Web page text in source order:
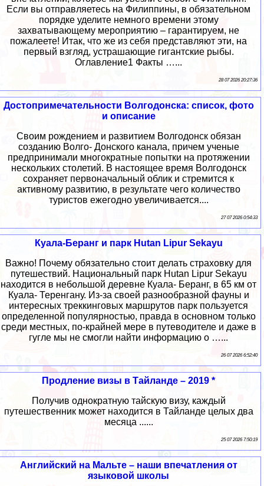
Если вы отправляетесь на Филиппины, в обязательном
порядке уделите немного времени этому
захватывающему мероприятию – гарантируем, не
пожалеете! Итак, что же из себя представляют эти, на
первый взгляд, устрашающие гигантские рыбы.
Оглавление1 Факты …...
28 07 2026 20:27:36
Достопримечательности Волгодонска: список, фото
и описание
Своим рождением и развитием Волгодонск обязан
созданию Волго- Донского канала, причем ученые
предпринимали многократные попытки на протяжении
нескольких столетий. В настоящее время Волгодонск
сохраняет первоначальный облик и стремится к
активному развитию, в результате чего количество
туристов ежегодно увеличивается....
27 07 2026 0:54:33
Куала-Беранг и парк Hutan Lipur Sekayu
Важно! Почему обязательно стоит делать страховку для
путешествий. Национальный парк Hutan Lipur Sekayu
находится в небольшой деревне Куала- Беранг, в 65 км от
Куала- Теренгану. Из-за своей разнообразной фауны и
интересных треккинговых маршрутов парк пользуется
определенной популярностью, правда в основном только
среди местных, по-крайней мере в путеводителе и даже в
гугле мы не смогли найти информацию о …...
26 07 2026 6:52:40
Продление визы в Тайланде – 2019 *
Получив однократную тайскую визу, каждый
путешественник может находится в Тайланде целых два
месяца ......
25 07 2026 7:50:19
Английский на Мальте – наши впечатления от
языковой школы